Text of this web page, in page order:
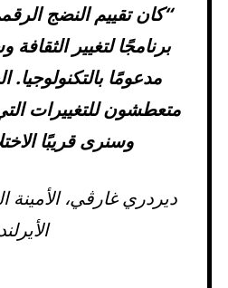
“كان تقييم النضج
برنامجًا لتغيير الثقافة
مدعومًا
متعطشون للتغييرات
وسنرى قريبًا
ديردري غارڤي، الأمينة